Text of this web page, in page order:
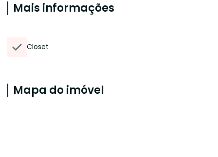
Mais informações
Closet
Mapa do imóvel